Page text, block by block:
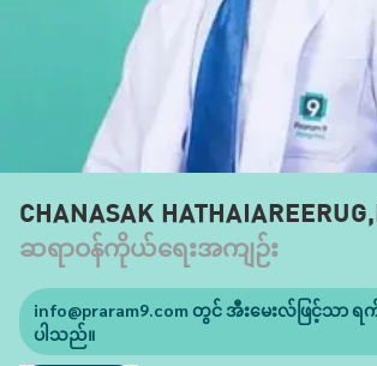
CHANASAK
ဆရာဝန်ကိုယ်ရေးအကျဉ်း
info@praram9.comတွင် အီးမေးလ်ဖြင့်သာ ရ
ပါသည်။